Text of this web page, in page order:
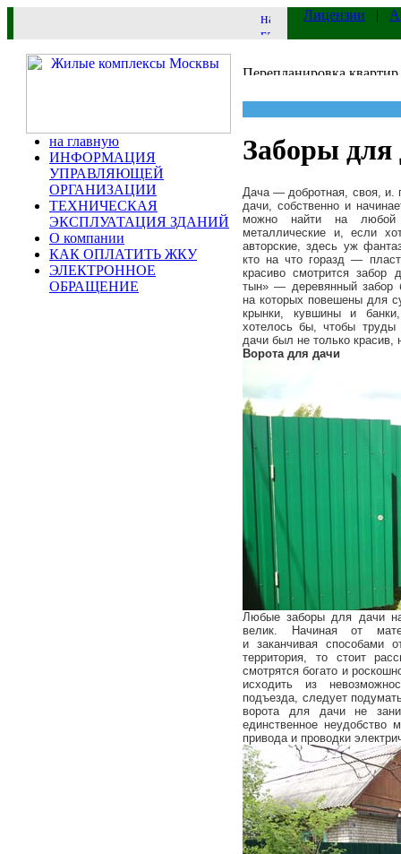
Лицензии |
на главную
ИНФОРМАЦИЯ
УПРАВЛЯЮЩЕЙ
ОРГАНИЗАЦИИ
ТЕХНИЧЕСКАЯ
ЭКСПЛУАТАЦИЯ ЗДАНИЙ
О компании
КАК ОПЛАТИТЬ ЖКУ
ЭЛЕКТРОННОЕ
ОБРАЩЕНИЕ
Заборы для
Дача — добротная, своя, и.
дачи, собственно и
можно найти на
металлические и, если
авторские, здесь уж
кто на что горазд —
красиво смотрится
тын» — деревянный забор
на которых повешены для
крынки, кувшины и
хотелось бы, чтобы
дачи был не только красив,
Ворота для дачи
Любые заборы для дачи
велик. Начиная от
и заканчивая способами
территория, то стоит
смотрятся богато и
исходить из
подъезда, следует
ворота для дачи не
единственное неудобство
привода и проводки